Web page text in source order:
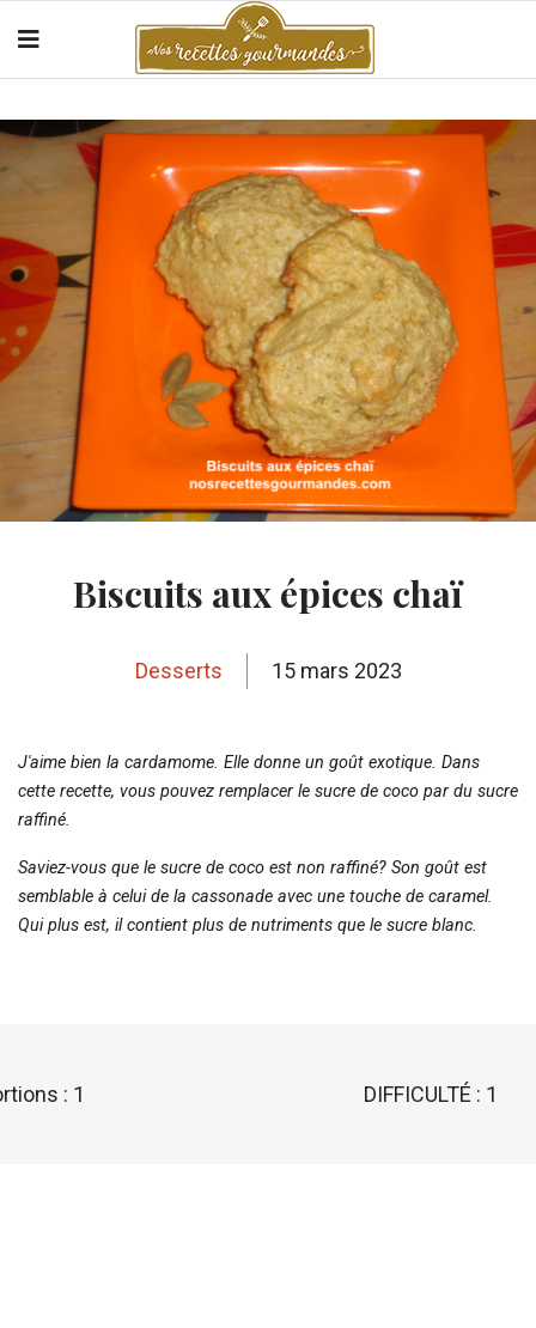
Biscuits aux épices chaï
Desserts 15 mars 2023
J'aime bien la cardamome. Elle donne un goût exotique. Dans
cette recette, vous pouvez remplacer le sucre de coco par du sucre
raffiné.
Saviez-vous que le sucre de coco est non raffiné? Son goût est
semblable à celui de la cassonade avec une touche de caramel.
Qui plus est, il contient plus de nutriments que le sucre blanc.
: 1 DIFFICULTÉ : 1